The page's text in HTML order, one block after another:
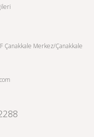
Çanakkale Merkez/Çanakkale